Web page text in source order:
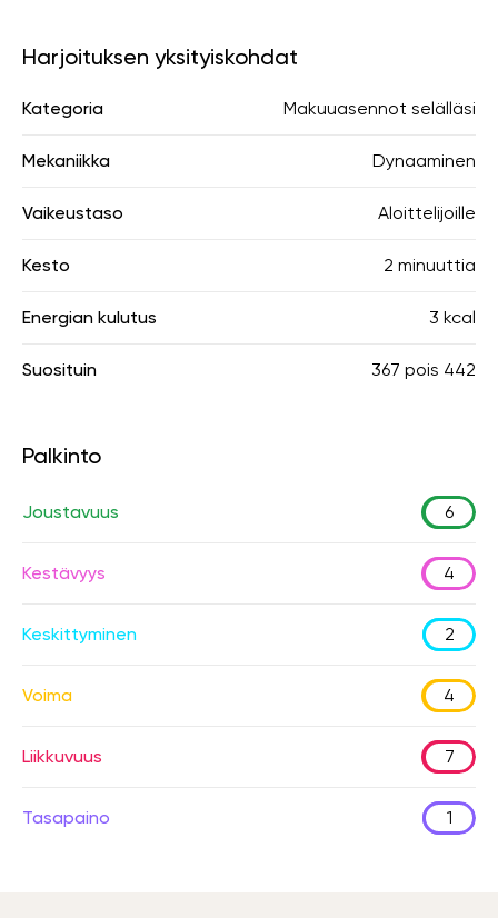
Harjoituksen yksityiskohdat
Kategoria Makuuasennot selälläsi
Mekaniikka Dynaaminen
Vaikeustaso Aloittelijoille
Kesto 2 minuuttia
Energian kulutus 3 kcal
Suosituin 367 pois 442
Palkinto
Joustavuus 6
Kestävyys 4
Keskittyminen 2
Voima 4
Liikkuvuus 7
Tasapaino 1